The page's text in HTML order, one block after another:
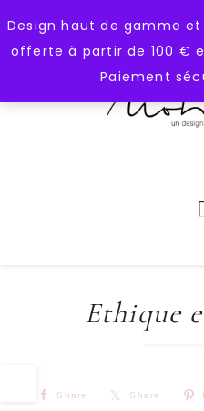
Ethique
Share Share
Design haut de gamme
offerte à partir de 100 €
Paiement